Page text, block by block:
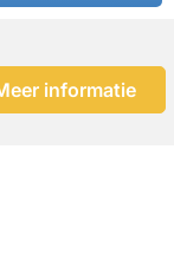
informatie